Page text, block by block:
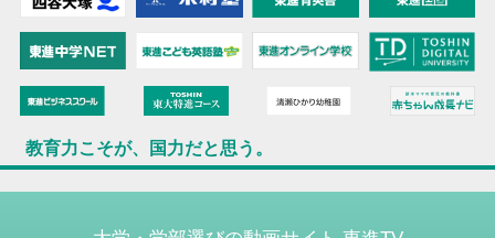
教育力こそが、国力だと思う。